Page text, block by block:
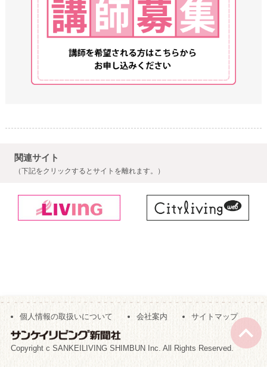
関連サイト
（下記をクリックするとサイトを離れます。）
個人情報の取扱いについて 会社案内 サイトマップ
Copyright c SANKEILIVING SHIMBUN Inc. All Rights Reserved.